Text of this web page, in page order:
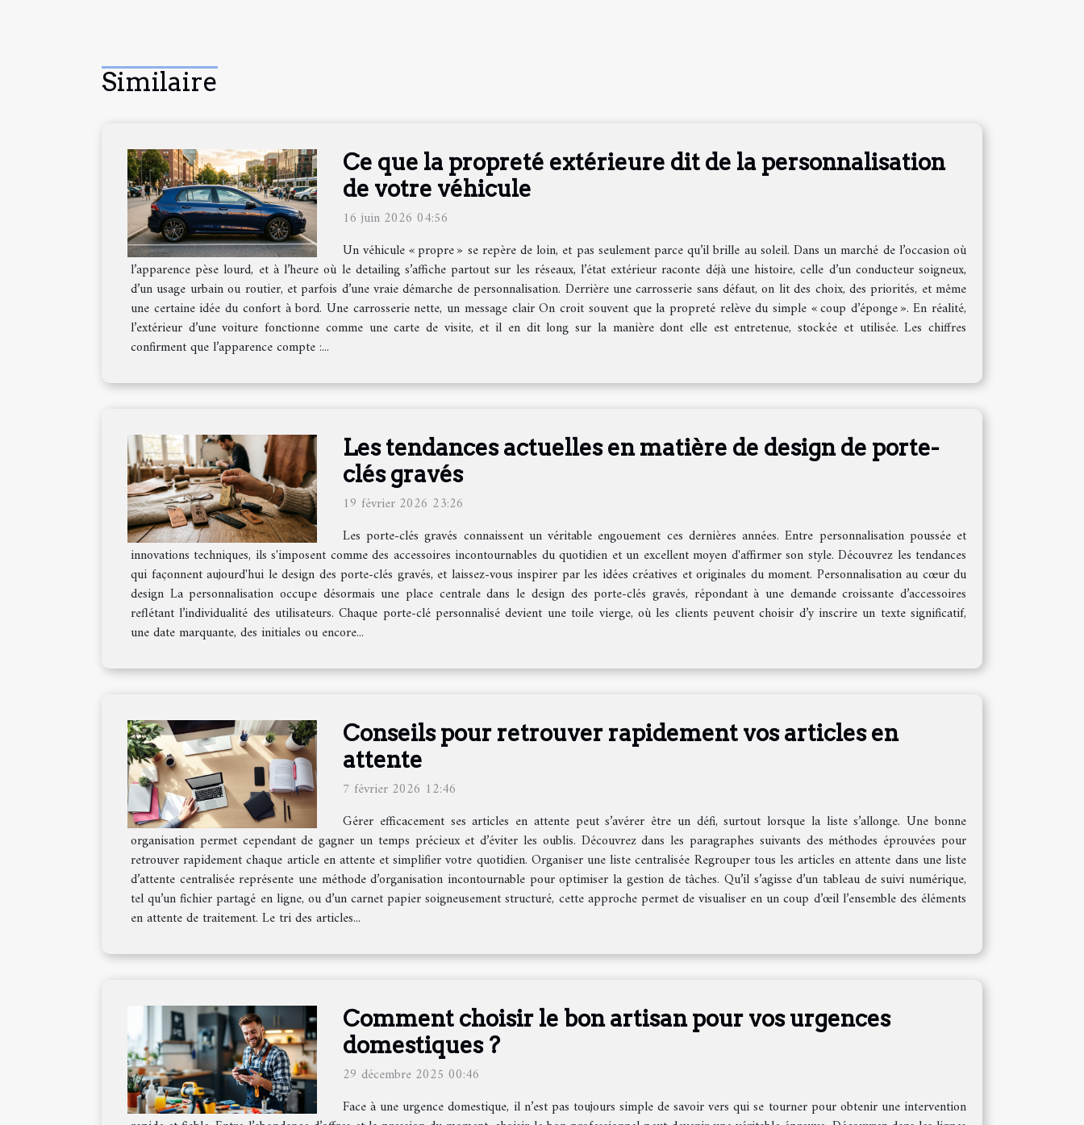
Similaire
Ce que la propreté extérieure dit de la personnalisation
de votre véhicule
16 juin 2026 04:56
Un véhicule « propre » se repère de loin, et pas seulement parce qu’il brille au soleil. Dans un marché de l’occasion où
l’apparence pèse lourd, et à l’heure où le detailing s’affiche partout sur les réseaux, l’état extérieur raconte déjà une histoire, celle d’un conducteur soigneux,
d’un usage urbain ou routier, et parfois d’une vraie démarche de personnalisation. Derrière une carrosserie sans défaut, on lit des choix, des priorités, et même
une certaine idée du confort à bord. Une carrosserie nette, un message clair On croit souvent que la propreté relève du simple « coup d’éponge ». En réalité,
l’extérieur d’une voiture fonctionne comme une carte de visite, et il en dit long sur la manière dont elle est entretenue, stockée et utilisée. Les chiffres
confirment que l’apparence compte :...
Les tendances actuelles en matière de design de porte-
clés gravés
19 février 2026 23:26
Les porte-clés gravés connaissent un véritable engouement ces dernières années. Entre personnalisation poussée et
innovations techniques, ils s'imposent comme des accessoires incontournables du quotidien et un excellent moyen d'affirmer son style. Découvrez les tendances
qui façonnent aujourd'hui le design des porte-clés gravés, et laissez-vous inspirer par les idées créatives et originales du moment. Personnalisation au cœur du
design La personnalisation occupe désormais une place centrale dans le design des porte-clés gravés, répondant à une demande croissante d’accessoires
reflétant l’individualité des utilisateurs. Chaque porte-clé personnalisé devient une toile vierge, où les clients peuvent choisir d’y inscrire un texte significatif,
une date marquante, des initiales ou encore...
Conseils pour retrouver rapidement vos articles en
attente
7 février 2026 12:46
Gérer efficacement ses articles en attente peut s’avérer être un défi, surtout lorsque la liste s’allonge. Une bonne
organisation permet cependant de gagner un temps précieux et d’éviter les oublis. Découvrez dans les paragraphes suivants des méthodes éprouvées pour
retrouver rapidement chaque article en attente et simplifier votre quotidien. Organiser une liste centralisée Regrouper tous les articles en attente dans une liste
d’attente centralisée représente une méthode d’organisation incontournable pour optimiser la gestion de tâches. Qu’il s’agisse d’un tableau de suivi numérique,
tel qu’un fichier partagé en ligne, ou d’un carnet papier soigneusement structuré, cette approche permet de visualiser en un coup d’œil l’ensemble des éléments
en attente de traitement. Le tri des articles...
Comment choisir le bon artisan pour vos urgences
domestiques ?
29 décembre 2025 00:46
Face à une urgence domestique, il n’est pas toujours simple de savoir vers qui se tourner pour obtenir une intervention